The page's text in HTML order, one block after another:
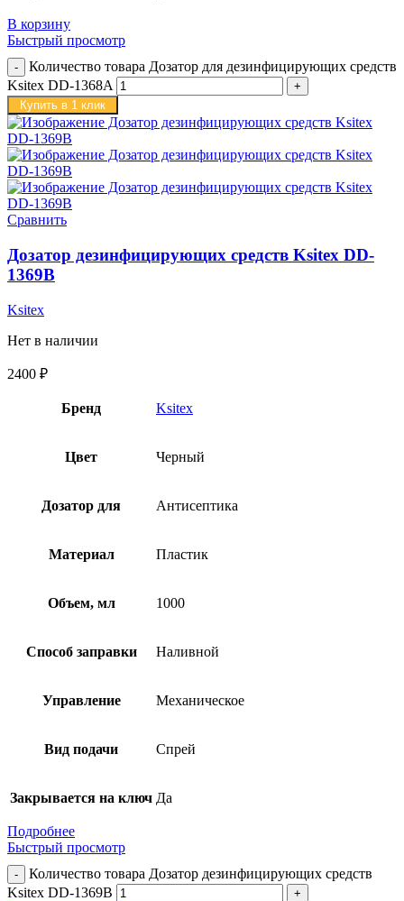
В корзину
Быстрый просмотр
Количество товара Дозатор для дезинфицирующих средств
Ksitex DD-1368A
Купить в 1 клик
Сравнить
Дозатор дезинфицирующих средств Ksitex DD-
1369B
Ksitex
Нет в наличии
2400 ₽
Бренд Ksitex
Цвет Черный
Дозатор для Антисептика
Материал Пластик
Объем, мл 1000
Способ заправки Наливной
Управление Механическое
Вид подачи Спрей
Закрывается на ключ Да
Подробнее
Быстрый просмотр
Количество товара Дозатор дезинфицирующих средств
Ksitex DD-1369B